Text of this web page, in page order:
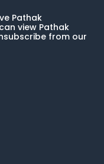
Pathak
view Pathak
from our